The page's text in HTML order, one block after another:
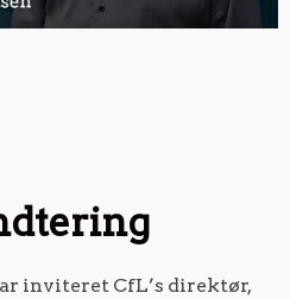
inviteret CfL’s direktør,